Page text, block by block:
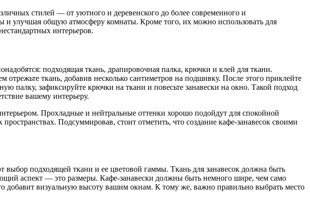
стилей — от уютного и деревенского до более современного и
и улучшая общую атмосферу комнаты. Кроме того, их можно использовать для
интерьеров.
подходящая ткань, драпировочная палка, крючки и клей для ткани.
отрежьте ткань, добавив несколько сантиметров на подшивку. После этого приклейте
палку, зафиксируйте крючки на ткани и повесьте занавески на окно. Такой подход
вашему интерьеру.
Прохладные и нейтральные оттенки хорошо подойдут для спокойной
Подсуммировав, стоит отметить, что создание кафе-занавесок своими
подходящей ткани и ее цветовой гаммы. Ткань для занавесок должна быть
аспект — это размеры. Кафе-занавески должны быть немного шире, чем само
визуальную высоту вашим окнам. К тому же, важно правильно выбрать место